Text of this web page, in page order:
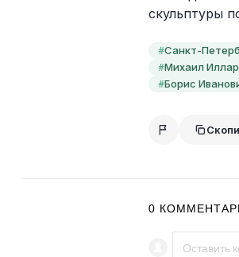
скульптуры
#Санкт-
#Михаил
#Борис
0